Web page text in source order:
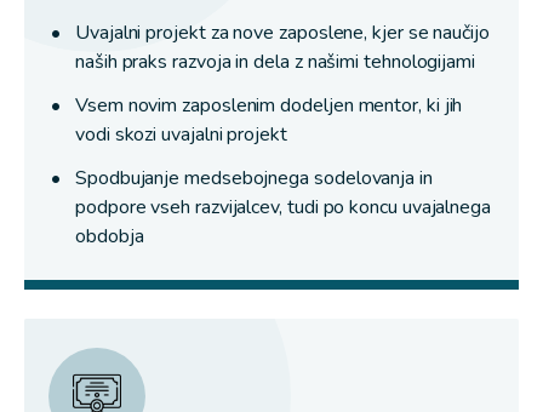
Uvajalni projekt za nove zaposlene, kjer se naučijo
naših praks razvoja in dela z našimi tehnologijami
Vsem novim zaposlenim dodeljen mentor, ki jih
vodi skozi uvajalni projekt
Spodbujanje medsebojnega sodelovanja in
podpore vseh razvijalcev, tudi po koncu uvajalnega
obdobja